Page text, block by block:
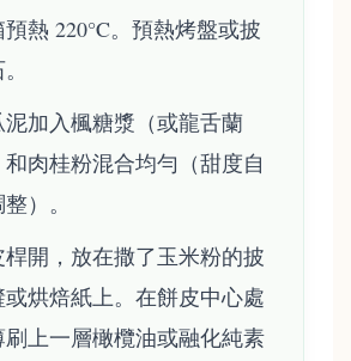
熱 220°C。預熱烤盤或披
泥加入楓糖漿（或龍舌蘭
肉桂粉混合均勻（甜度自
）。
桿開，放在撒了玉米粉的披
或烘焙紙上。在餅皮中心處
刷上一層橄欖油或融化純素